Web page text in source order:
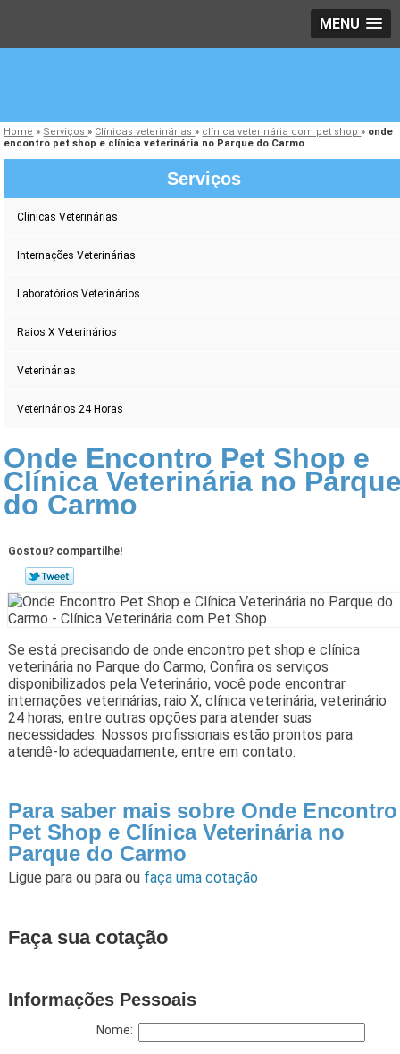
MENU
Home » Serviços» Clínicas veterinárias» clínica veterinária com pet shop» onde
encontro pet shop e clínica veterinária no Parque do Carmo
Serviços
Clínicas Veterinárias
Internações Veterinárias
Laboratórios Veterinários
Raios X Veterinários
Veterinárias
Veterinários 24 Horas
Onde Encontro Pet Shop e
Clínica Veterinária no
do Carmo
Gostou? compartilhe!
Se está precisando de onde encontro pet shop e clínica
veterinária no Parque do Carmo, Confira os serviços
disponibilizados pela Veterinário, você pode encontrar
internações veterinárias, raio X, clínica veterinária, veterinário
24 horas, entre outras opções para atender suas
necessidades. Nossos profissionais estão prontos para
atendê-lo adequadamente, entre em contato.
Para saber mais sobre Onde Encontro
Pet Shop e Clínica Veterinária no
Parque do Carmo
Ligue para ou para ou faça uma cotação
Faça sua cotação
Informações Pessoais
Nome: